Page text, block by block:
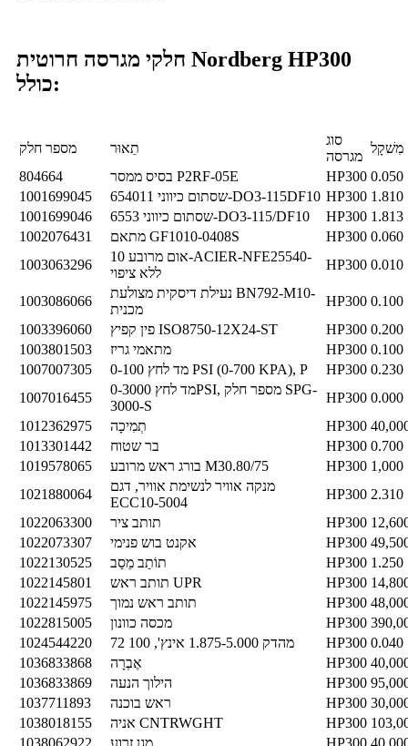
חלקי מגרסה חרוטית Nordberg HP300
כולל:
מספר חלק תֵאוּר
סוג
מגרסה
מִשׁקָל
804664
בסיס ממסר P2RF-05E HP300 0.050
1001699045
שסתום כיווני 654011-DO3-115DF10 HP300 1.810
1001699046
שסתום כיווני 6553-DO3-115/DF10 HP300 1.813
1002076431
מתאם GF1010-0408S HP300 0.060
1003063296
אום מרובע 10-ACIER-NFE25540-
ללא ציפוי
HP300 0.010
1003086066
נעילת דיסקית מצולעת BN792-M10-
מכנית
HP300 0.100
1003396060
פין קפיץ ISO8750-12X24-ST HP300 0.200
1003801503
מתאמי גריז HP300 0.100
1007007305
מד לחץ 0-100 PSI (0-700 KPA), P HP300 0.230
1007016455
מד לחץ 0-3000PSI, מספר חלק SPG-
3000-S
HP300 0.000
1012362975
תְמִיכָה HP300
1013301442
בר שטוח HP300 0.700
1019578065
בורג ראש מרובע M30.80/75 HP300 1,000
1021880064
מנקה אוויר לנשימת אוויר, דגם
ECC10-5004
HP300 2.310
1022063300
תותב ציר HP300
1022073307
אקנט בוש פנימי HP300
1022130525
תוֹתַב מֵסַב HP300 1.250
1022145801
תותב ראש UPR HP300
1022145975
תותב ראש נמוך HP300
1022815005
מכסה כוונון HP300
1024544220
מהדק 1.875-5.000 אינץ', 100 72 HP300 0.040
1036833868
אֶבְרָה HP300
1036833869
הילוך הנעה HP300
1037711893
ראש בוכנה HP300
1038018155
אניה CNTRWGHT HP300
1038062922
מגן זרוע HP300